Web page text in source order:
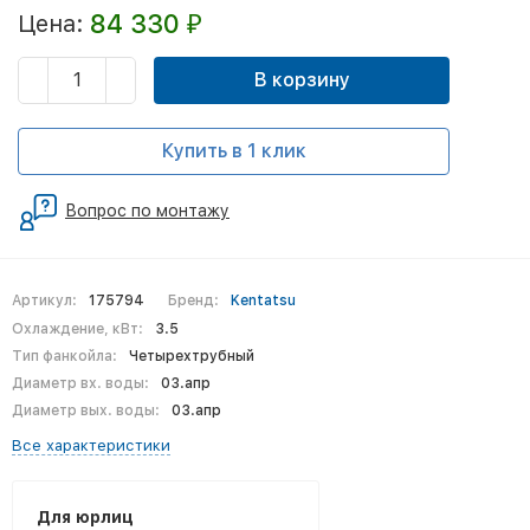
Артикул: 175794 Бренд:
Kentatsu
Охлаждение, кВт:
3.5
Тип фанкойла:
Четырехтрубный
Диаметр вх. воды:
03.апр
Диаметр вых. воды:
03.апр
Все характеристики
Для юрлиц
Цена: 84 330 ₽
В корзину
Купить в 1 клик
Вопрос по монтажу